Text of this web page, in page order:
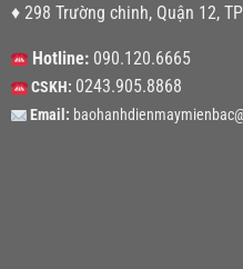
♦ 298 Trường chinh, Quận 12,
Hotline:090.120.6665
CSKH: 0243.905.8868
Email: